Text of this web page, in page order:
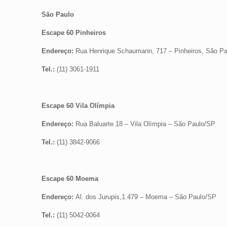
São Paulo
Escape 60 Pinheiros
Endereço: Rua Henrique Schaumann, 717 – Pinheiros, São
Tel.: (11) 3061-1911
Escape 60 Vila Olímpia
Endereço: Rua Baluarte 18 – Vila Olímpia – São Paulo/SP
Tel.: (11) 3842-9066
Escape 60 Moema
Endereço: Al. dos Jurupis,1.479 – Moema – São Paulo/SP
Tel.: (11) 5042-0064